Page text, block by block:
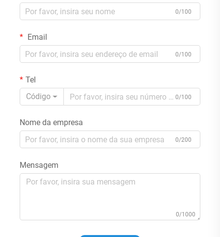
0/100
Email
0/100
Tel
Código
0/100
Nome da empresa
0/200
Mensagem
0/1000